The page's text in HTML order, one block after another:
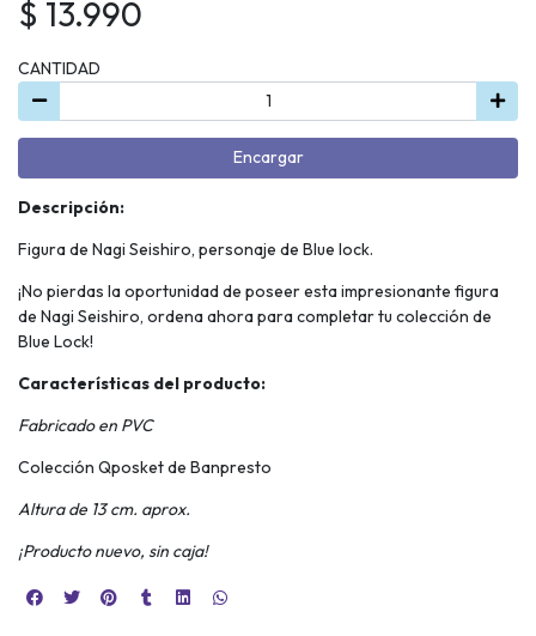
$ 13.990
CANTIDAD
Encargar
Descripción:
Figura de Nagi Seishiro, personaje de Blue lock.
¡No pierdas la oportunidad de poseer esta impresionante figura
de Nagi Seishiro, ordena ahora para completar tu colección de
Blue Lock!
Características del producto:
Fabricado en PVC
Colección Qposket de Banpresto
Altura de 13 cm. aprox.
¡Producto nuevo, sin caja!